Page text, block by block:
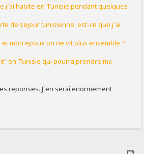
j`ai habite en Tunisie pendant quelques
de sejour tunisienne, est-ce que j`ai
mon epoux on ne vit plus ensemble ?
en Tunisie qui pourra prendre ma
reponses. J`en serai enormement